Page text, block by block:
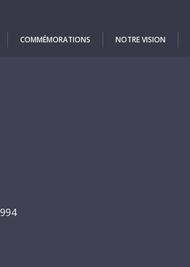
COMMÉMORATIONS NOTRE VISION